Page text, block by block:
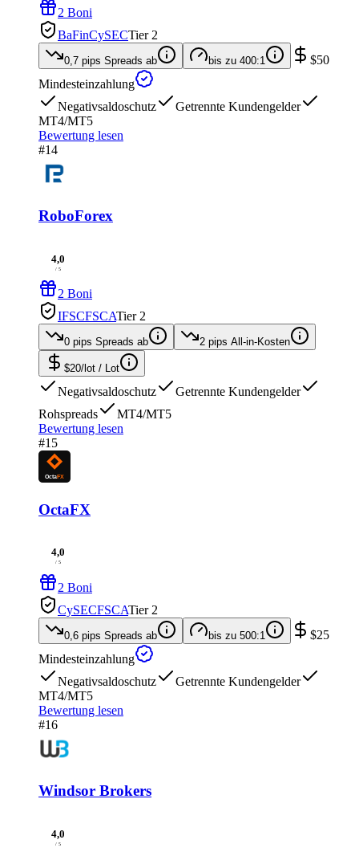
2 Boni
BaFinCySECTier 2
0,7 pips Spreads ab bis zu 400:1
$50
Mindesteinzahlung
Negativsaldoschutz
Getrennte Kundengelder
MT4/MT5
Bewertung lesen
#14
RoboForex
4,0
/ 5
2 Boni
IFSCFSCATier 2
0 pips Spreads ab 2 pips All-in-Kosten
$20/lot / Lot
Negativsaldoschutz
Getrennte Kundengelder
Rohspreads
MT4/MT5
Bewertung lesen
#15
OctaFX
4,0
/ 5
2 Boni
CySECFSCATier 2
0,6 pips Spreads ab bis zu 500:1
$25
Mindesteinzahlung
Negativsaldoschutz
Getrennte Kundengelder
MT4/MT5
Bewertung lesen
#16
Windsor Brokers
4,0
/ 5